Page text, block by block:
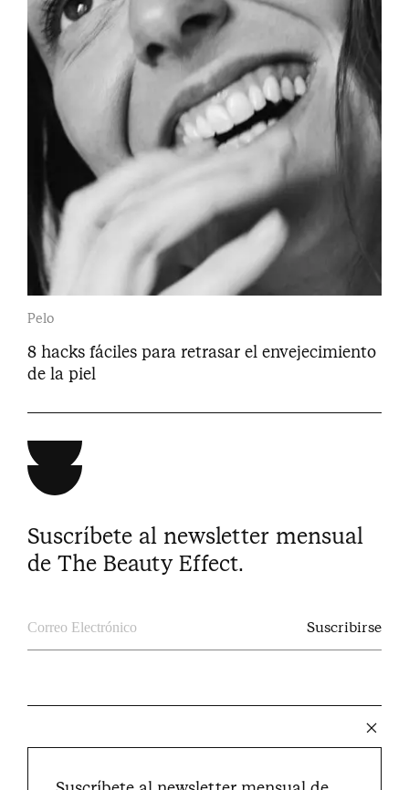
Pelo
8 hacks fáciles para retrasar el envejecimiento
de la piel
Suscríbete al newsletter mensual
de The Beauty Effect.